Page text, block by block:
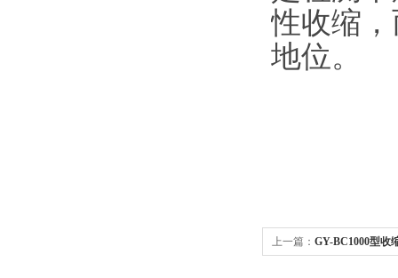
性收缩
地位。
上一篇： GY-BC1000型收